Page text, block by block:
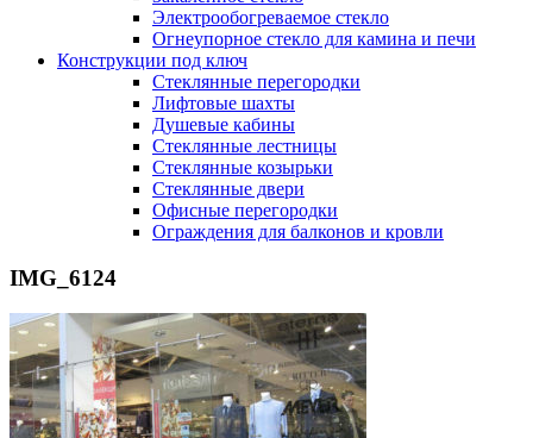
Электрообогреваемое стекло
Огнеупорное стекло для камина и печи
Конструкции под ключ
Стеклянные перегородки
Лифтовые шахты
Душевые кабины
Cтеклянные лестницы
Cтеклянные козырьки
Cтеклянные двери
Офисные перегородки
Ограждения для балконов и кровли
IMG_6124